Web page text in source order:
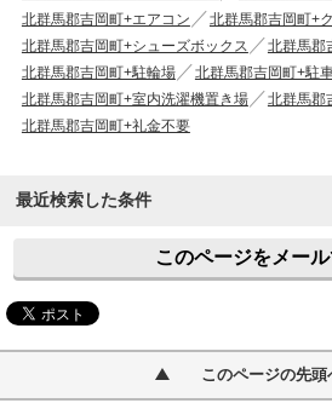
北群馬郡吉岡町+エアコン
北群馬郡吉岡町+
北群馬郡吉岡町+シューズボックス
北群馬郡
北群馬郡吉岡町+駐輪場
北群馬郡吉岡町+駐
北群馬郡吉岡町+室内洗濯機置き場
北群馬郡
北群馬郡吉岡町+礼金不要
最近検索した条件
このページをメー
このページの先頭